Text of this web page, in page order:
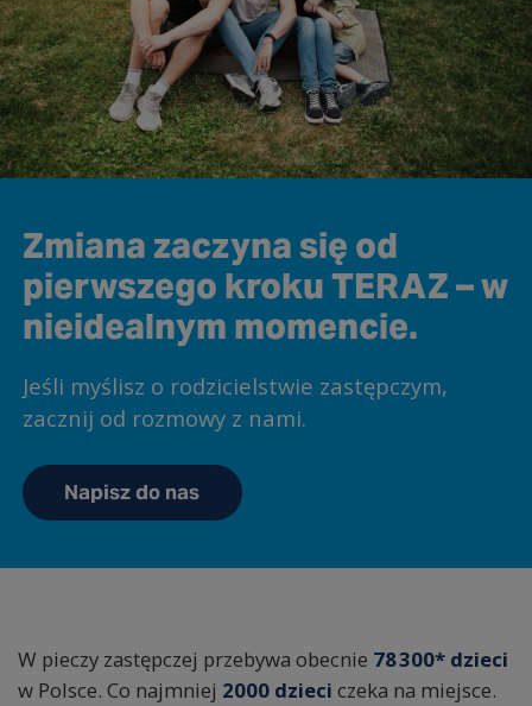
Zmiana zaczyna się od
pierwszego kroku TERAZ – w
nieidealnym momencie.
Jeśli myślisz o rodzicielstwie zastępczym,
zacznij od rozmowy z nami.
Napisz do nas
W pieczy zastępczej przebywa obecnie 78 300* dzieci
w Polsce. Co najmniej 2000 dzieci czeka na miejsce.